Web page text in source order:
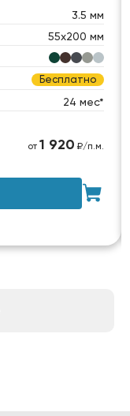
3.5 мм
55х200 мм
Бесплатно
24 мес*
от 1 920 ₽/п.м.